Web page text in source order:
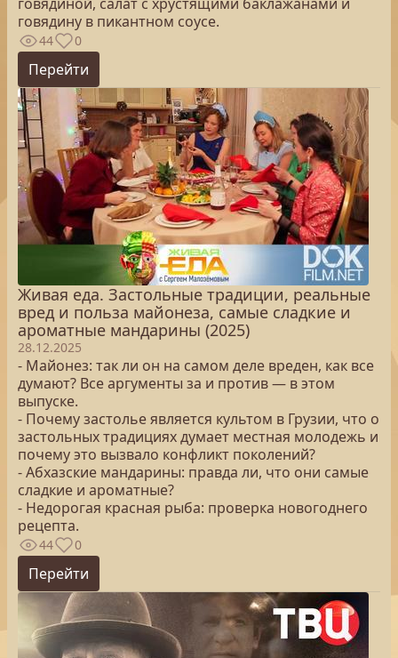
говядину в пикантном соусе.
44 0
Перейти
Живая еда. Застольные традиции, реальные
вред и польза майонеза, самые сладкие и
ароматные мандарины (2025)
28.12.2025
- Майонез: так ли он на самом деле вреден, как все
думают? Все аргументы за и против — в этом
выпуске.
- Почему застолье является культом в Грузии, что о
застольных традициях думает местная молодежь и
почему это вызвало конфликт поколений?
- Абхазские мандарины: правда ли, что они самые
сладкие и ароматные?
- Недорогая красная рыба: проверка новогоднего
рецепта.
44 0
Перейти